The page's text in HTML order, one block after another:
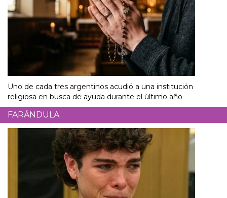
Uno de cada tres argentinos acudió a una institución
religiosa en busca de ayuda durante el último año
FARÁNDULA